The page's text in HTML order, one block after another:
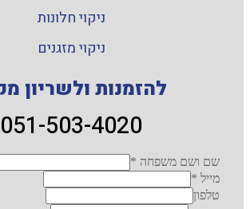
ניקוי חלונות
ניקוי מזגנים
להזמנות ולשריון
051-503-4020
שם ושם משפחה *
מייל *
טלפון